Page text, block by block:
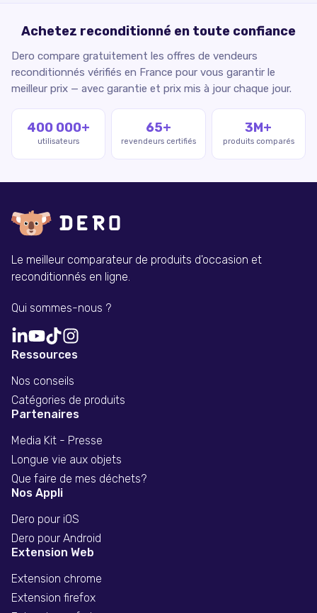
Achetez reconditionné en toute confiance
Dero compare gratuitement les offres de vendeurs
reconditionnés vérifiés en France pour vous garantir le
meilleur prix — avec garantie et prix mis à jour chaque jour.
400 000+
utilisateurs
65+
revendeurs certifiés
3M+
produits comparés
Le meilleur comparateur de produits d'occasion et
reconditionnés en ligne.
Qui sommes-nous ?
Ressources
Nos conseils
Catégories de produits
Partenaires
Media Kit - Presse
Longue vie aux objets
Que faire de mes déchets?
Nos Appli
Dero pour iOS
Dero pour Android
Extension Web
Extension chrome
Extension firefox